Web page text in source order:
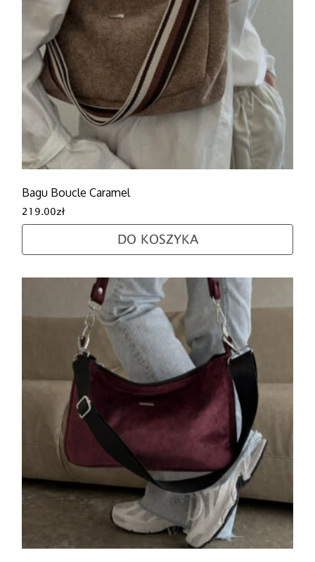
Bagu Boucle Caramel
219.00zł
DO KOSZYKA